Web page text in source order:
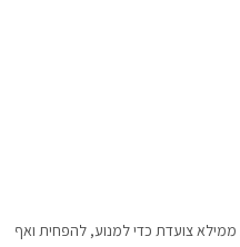
צועדת כדי למנוע, להפחית ואף